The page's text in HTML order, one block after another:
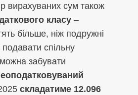
вирахуваних сум також
класу –
більше, ніж подружні
спільну
забувати
складатиме 12.096